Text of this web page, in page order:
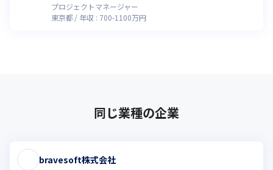
プロジェクトマネージャー
東京都
年収 : 700-1100万円
同じ業種の企業
bravesoft株式会社